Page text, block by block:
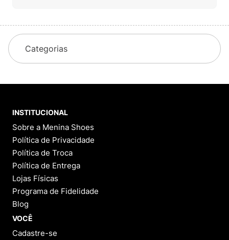
Categorias
INSTITUCIONAL
Sobre a Menina Shoes
Política de Privacidade
Política de Troca
Política de Entrega
Lojas Físicas
Programa de Fidelidade
Blog
VOCÊ
Cadastre-se